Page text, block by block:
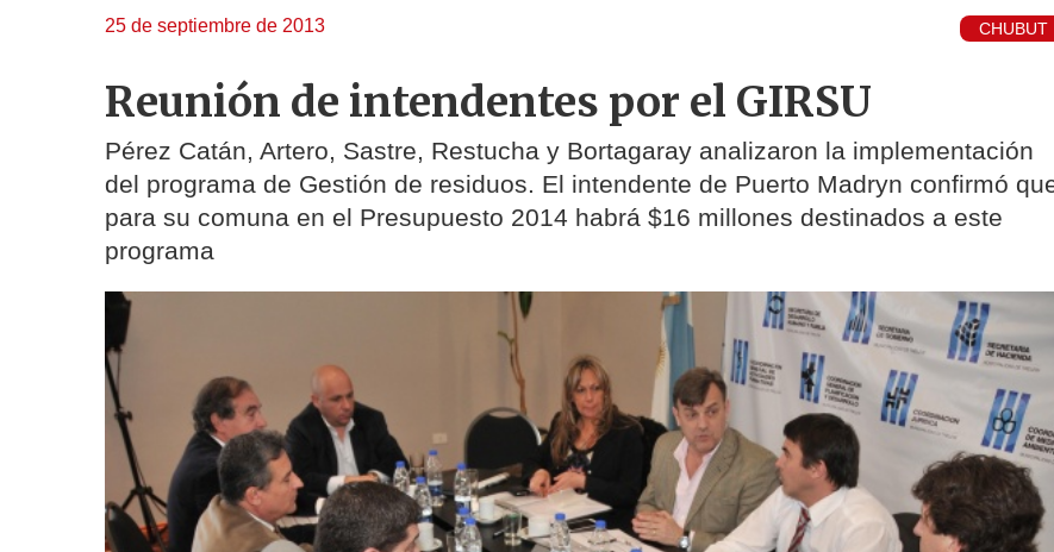
25 de septiembre de 2013 CHUBUT
Reunión de intendentes por el GIRSU
Pérez Catán, Artero, Sastre, Restucha y Bortagaray analizaron la implementación
del programa de Gestión de residuos. El intendente de Puerto Madryn confirmó
para su comuna en el Presupuesto 2014 habrá $16 millones destinados a este
programa